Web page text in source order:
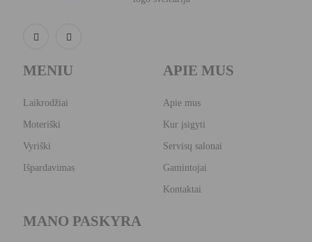
MENIU
Laikrodžiai
Moteriški
Vyriški
Išpardavimas
APIE MUS
Apie mus
Kur įsigyti
Servisų salonai
Gamintojai
Kontaktai
MANO PASKYRA